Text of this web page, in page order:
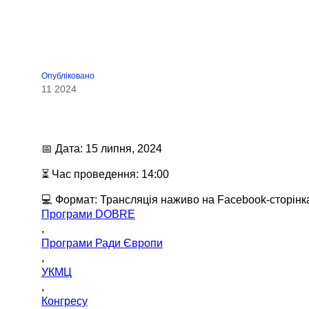
Опубліковано
11 2024
📅 Дата: 15 липня, 2024
⏳ Час проведення: 14:00
💻 Формат: Трансляція наживо на Facebook-
Програми DOBRE
,
Програми Ради Європи
,
УКМЦ
,
Конгресу